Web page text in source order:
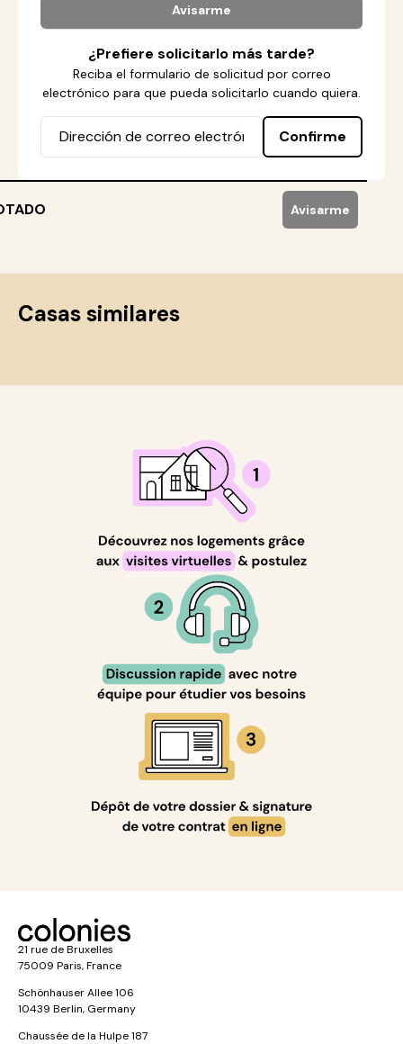
Avisarme
¿Prefiere solicitarlo más tarde?
Reciba el formulario de solicitud por correo
electrónico para que pueda solicitarlo cuando quiera.
Confirme
Avisarme
Casas similares
21 rue de Bruxelles
75009 Paris, France
Schönhauser Allee 106
10439 Berlin, Germany
Chaussée de la Hulpe 187